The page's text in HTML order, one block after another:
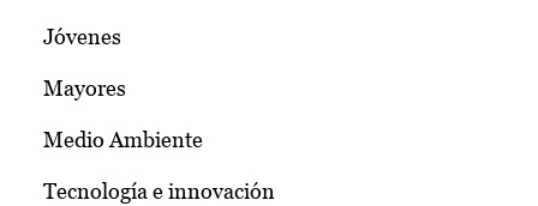
Jóvenes
Mayores
Medio Ambiente
Tecnología e innovación